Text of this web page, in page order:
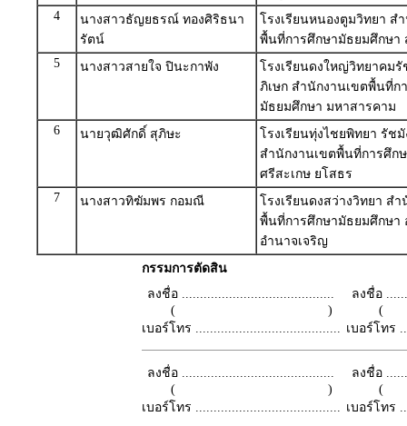
4
นางสาวธัญยธรณ์ ทองศิริธนา
รัตน์
โรงเรียนหนองตูมวิทยา ส
พื้นที่การศึกษามัธยมศึกษา
5
นางสาวสายใจ ปินะกาพัง
โรงเรียนดงใหญ่วิทยาคม
ภิเษก สำนักงานเขตพื้นที่ก
มัธยมศึกษา มหาสารคาม
6
นายวุฒิศักดิ์ สุภิษะ
โรงเรียนทุ่งไชยพิทยา รัช
สำนักงานเขตพื้นที่การศึก
ศรีสะเกษ ยโสธร
7
นางสาวทิฆัมพร กอมณี
โรงเรียนดงสว่างวิทยา ส
พื้นที่การศึกษามัธยมศึกษา
อำนาจเจริญ
กรรมการตัดสิน
ลงชื่อ ..........................................
( )
เบอร์โทร ........................................
ลงชื่อ
เบอร์โทร
ลงชื่อ ..........................................
( )
เบอร์โทร ........................................
ลงชื่อ
เบอร์โทร